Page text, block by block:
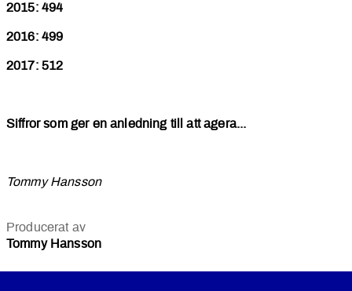
2015: 494
2016: 499
2017: 512
Siffror som ger en anledning till att agera...
Tommy Hansson
Producerat av
Tommy Hansson